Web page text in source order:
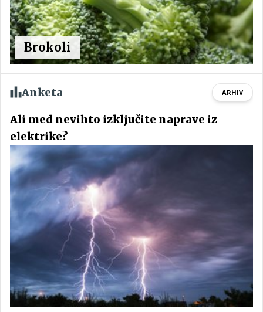
Brokoli
Anketa ARHIV
Ali med nevihto izključite naprave iz
elektrike?